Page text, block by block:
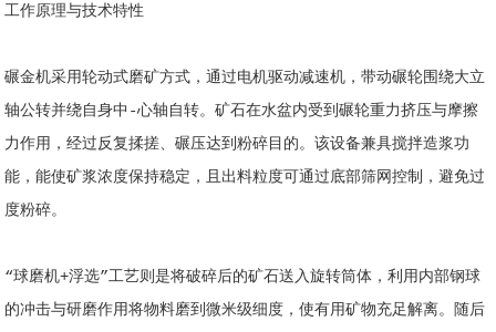
工作原理与技术特性
碾金机采用轮动式磨矿方式，通过电机驱动减速机，带动碾轮围绕大立
轴公转并绕自身中-心轴自转。矿石在水盆内受到碾轮重力挤压与摩擦
力作用，经过反复揉搓、碾压达到粉碎目的。该设备兼具搅拌造浆功
能，能使矿浆浓度保持稳定，且出料粒度可通过底部筛网控制，避免过
度粉碎。
“球磨机+浮选”工艺则是将破碎后的矿石送入旋转筒体，利用内部钢球
的冲击与研磨作用将物料磨到微米级细度，使有用矿物充足解离。随后